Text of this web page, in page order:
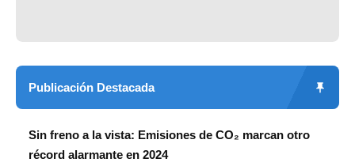
Publicación Destacada
Sin freno a la vista: Emisiones de CO₂ marcan otro
récord alarmante en 2024